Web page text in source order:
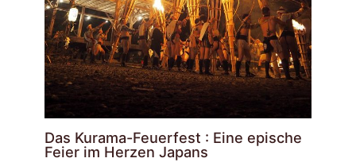
Das Kurama-Feuerfest : Eine epische
Feier im Herzen Japans